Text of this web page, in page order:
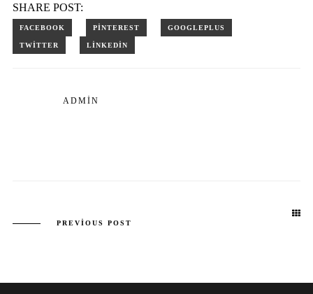
SHARE POST:
ADMIN
PREVIOUS POST